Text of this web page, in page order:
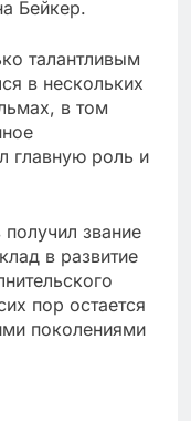
Бейкер.
талантливым
в нескольких
в том
главную роль и
звание
в развитие
пор остается
поколениями